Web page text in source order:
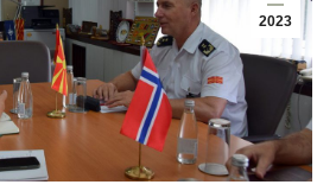
2023